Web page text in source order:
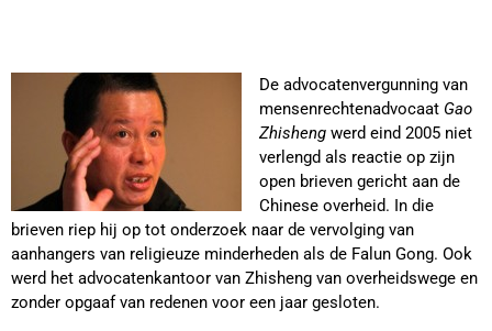
De advocatenvergunning van
mensenrechtenadvocaat Gao
Zhisheng werd eind 2005 niet
verlengd als reactie op zijn
open brieven gericht aan de
Chinese overheid. In die
brieven riep hij op tot onderzoek naar de vervolging van
aanhangers van religieuze minderheden als de Falun Gong. Ook
werd het advocatenkantoor van Zhisheng van overheidswege en
zonder opgaaf van redenen voor een jaar gesloten.